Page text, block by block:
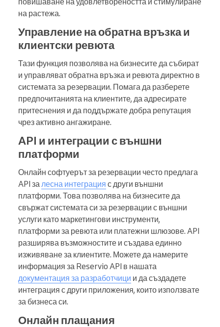
на растежа.
Управление на обратна връзка и
клиентски ревюта
Тази функция позволява на бизнесите да събират
и управляват обратна връзка и ревюта директно в
системата за резервации. Помага да разберете
предпочитанията на клиентите, да адресирате
притеснения и да поддържате добра репутация
чрез активно ангажиране.
API и интеграции с външни
платформи
Онлайн софтуерът за резервации често предлага
API за лесна интеграция с други външни
платформи. Това позволява на бизнесите да
свържат системата си за резервации с външни
услуги като маркетингови инструменти,
платформи за ревюта или платежни шлюзове. API
разширява възможностите и създава единно
изживяване за клиентите. Можете да намерите
информация за Reservio API в нашата
документация за разработчици и да създадете
интеграция с други приложения, които използвате
за бизнеса си.
Онлайн плащания